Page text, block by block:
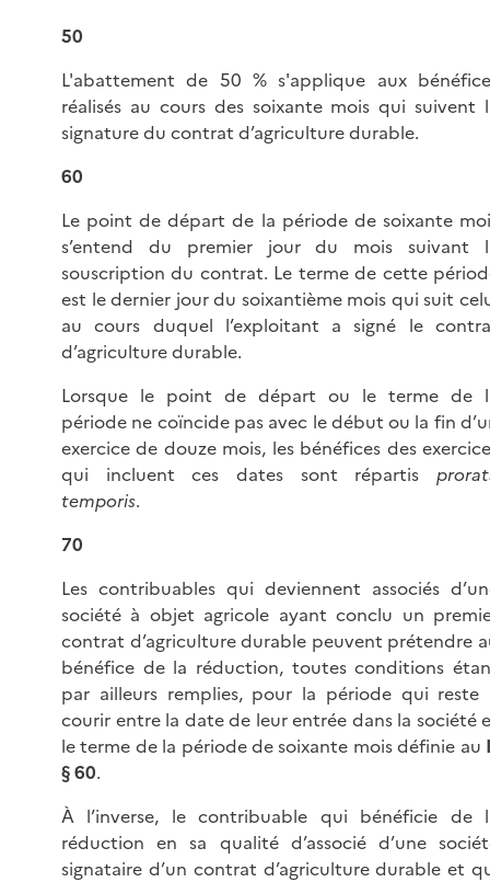
50
L'abattement de 50 % s'applique aux
réalisés au cours des soixante mois qui suivent
signature du contrat d’agriculture durable.
60
Le point de départ de la période de soixante
s’entend du premier jour du mois suivant
souscription du contrat. Le terme de cette
est le dernier jour du soixantième mois qui suit
au cours duquel l’exploitant a signé le
d’agriculture durable.
Lorsque le point de départ ou le terme de
période ne coïncide pas avec le début ou la fin
exercice de douze mois, les bénéfices des
qui incluent ces dates sont répartis
temporis.
70
Les contribuables qui deviennent associés
société à objet agricole ayant conclu un
contrat d’agriculture durable peuvent prétendre
bénéfice de la réduction, toutes conditions
par ailleurs remplies, pour la période qui reste
courir entre la date de leur entrée dans la société
le terme de la période de soixante mois définie au
§ 60.
À l’inverse, le contribuable qui bénéficie de
réduction en sa qualité d’associé d’une
signataire d’un contrat d’agriculture durable et